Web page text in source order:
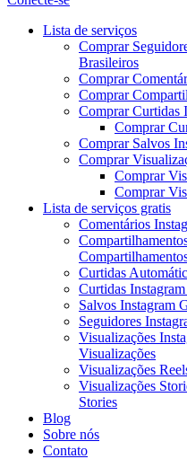
Menu
Lista de serviços
Comprar
Brasileiros
Comprar
Comprar
Comprar Curtidas
Comprar
Comprar Salvos
Comprar
Comprar
Comprar
Lista de serviços gratis
Comentários
Curtidas
Curtidas
Salvos Instagram
Seguidores
Visualizações
Visualizações
Visualizações
Visualizações
Stories
Blog
Sobre nós
Contato